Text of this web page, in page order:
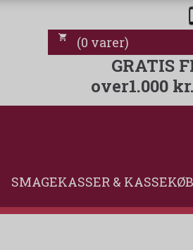
(0 varer)
GRATIS
over1.000
SMAGEKASSER & KASSEKØB